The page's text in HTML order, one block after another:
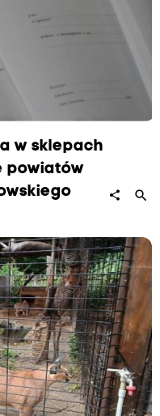
w sklepach
powiatów
share search